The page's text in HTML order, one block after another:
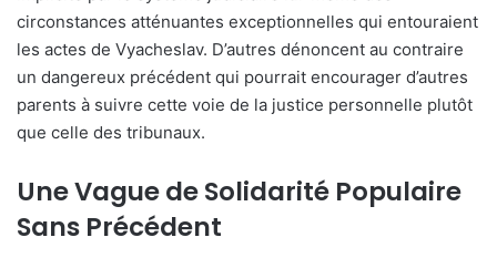
circonstances atténuantes exceptionnelles qui entouraient
les actes de Vyacheslav. D’autres dénoncent au contraire
un dangereux précédent qui pourrait encourager d’autres
parents à suivre cette voie de la justice personnelle plutôt
que celle des tribunaux.
Une Vague de Solidarité Populaire
Sans Précédent